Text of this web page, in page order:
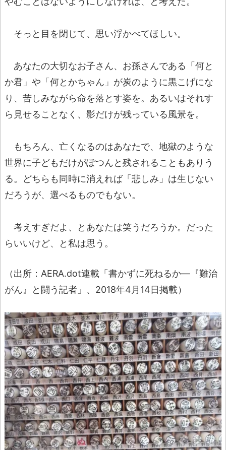
そっと目を閉じて、思い浮かべてほしい。
あなたの大切なお子さん、お孫さんである「何と
か君」や「何とかちゃん」が炭のように黒こげにな
り、苦しみながら命を落とす姿を。あるいはそれす
ら見せることなく、影だけが残っている風景を。
もちろん、亡くなるのはあなたで、地獄のような
世界に子どもだけがぽつんと残されることもありう
る。どちらも同時に消えれば「悲しみ」は生じない
だろうが、選べるものでもない。
考えすぎだよ、とあなたは笑うだろうか。だった
らいいけど、と私は思う。
（出所：AERA.dot連載「書かずに死ねるか―『難治
がん』と闘う記者」、2018年4月14日掲載）